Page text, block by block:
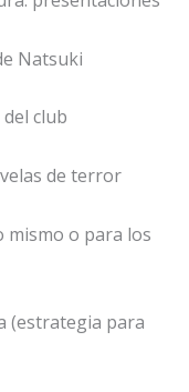
Natsuki
club
de terror
mismo o para los
(estrategia para